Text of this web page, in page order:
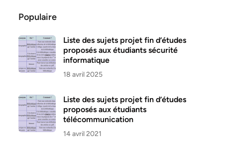
Populaire
Liste des sujets projet fin d’études
proposés aux étudiants sécurité
informatique
18 avril 2025
Liste des sujets projet fin d’études
proposés aux étudiants
télécommunication
14 avril 2021